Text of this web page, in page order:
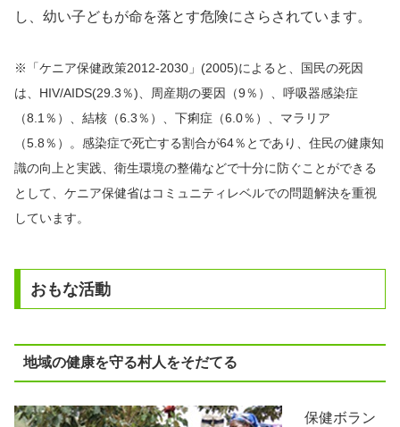
し、幼い子どもが命を落とす危険にさらされています。
※「ケニア保健政策2012-2030」(2005)によると、国民の死因
は、HIV/AIDS(29.3％)、周産期の要因（9％）、呼吸器感染症
（8.1％）、結核（6.3％）、下痢症（6.0％）、マラリア
（5.8％）。感染症で死亡する割合が64％とであり、住民の健康知
識の向上と実践、衛生環境の整備などで十分に防ぐことができる
として、ケニア保健省はコミュニティレベルでの問題解決を重視
しています。
おもな活動
地域の健康を守る村人をそだてる
保健ボラン